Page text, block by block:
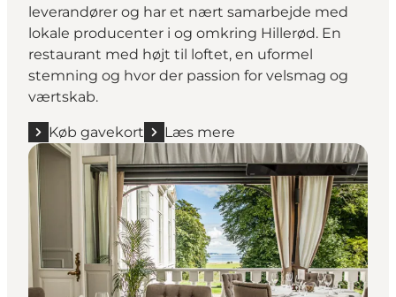
leverandører og har et nært samarbejde med
lokale producenter i og omkring Hillerød. En
restaurant med højt til loftet, en uformel
stemning og hvor der passion for velsmag og
værtskab.
Køb gavekort Læs mere